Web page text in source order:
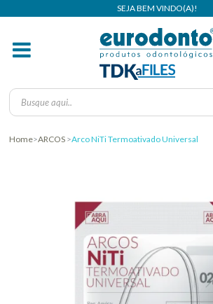
Home ARCOS Arco NiTi Termoativado Universal